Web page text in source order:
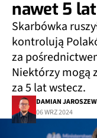
nawet 5
Skarbówka
kontrolują
za
Niektórzy mogą
za 5 lat wstecz.
DAMIAN
06 WRZ 2024